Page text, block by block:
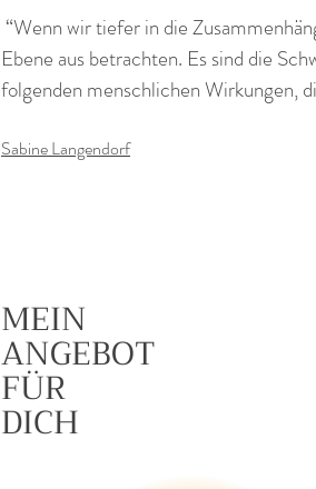
“Wenn wir tiefer in die
Ebene aus betrachten. Es sind die
folgenden menschlichen Wirkungen,
Sabine Langendorf
MEIN
ANGEBOT
FÜR
DICH